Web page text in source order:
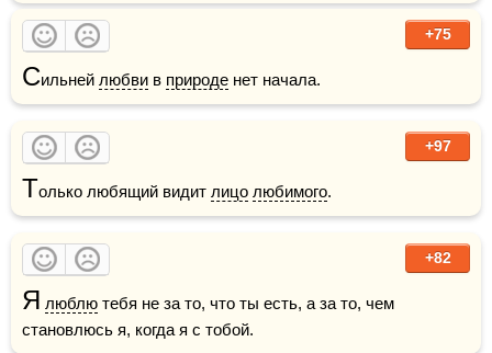
+75
Сильней любви в природе нет начала.
+97
Только любящий видит лицо любимого.
+82
Я люблю тебя не за то, что ты есть, а за то, чем
становлюсь я, когда я с тобой.